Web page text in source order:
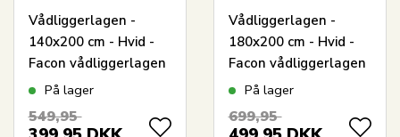
Vådliggerlagen -
140x200 cm - Hvid -
Facon vådliggerlagen
- Night & Day
På lager
549,95
Vådliggerlagen -
180x200 cm - Hvid -
Facon vådliggerlagen
- Night & Day
På lager
699,95